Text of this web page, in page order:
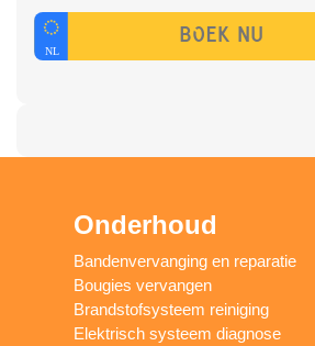
Onderhoud
Bandenvervanging en reparatie
Bougies vervangen
Brandstofsysteem reiniging
Elektrisch systeem diagnose